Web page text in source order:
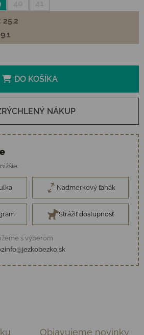
DO KOŠÍKA
NÁKUP
Nadmerkový ťahák
Strážiť dostupnosť
s výberom
info@jezkobezko.sk
Objavujeme novinky